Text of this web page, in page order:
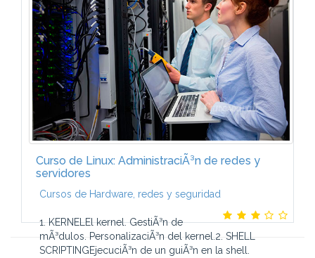
FOTOGRAFÃA DIGITAL (4 ECTS)TRATAMIENTO DE
LA IMAGEN CON PHOTOSHOP (6 ECTS)Modalidad...
Curso de Linux: AdministraciÃ³n de redes y
servidores
Cursos de Hardware, redes y seguridad
1. KERNELEl kernel. GestiÃ³n de
mÃ³dulos. PersonalizaciÃ³n del kernel.2. SHELL
SCRIPTINGEjecuciÃ³n de un guiÃ³n en la shell.